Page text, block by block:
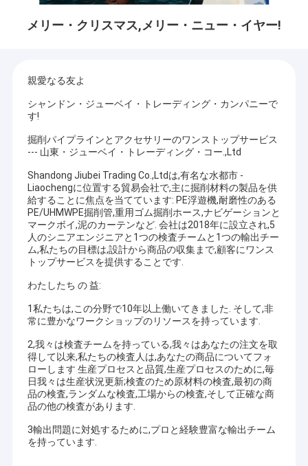
メリー・クリスマス,メリー・ニュー・イヤー!
親愛なる友よ
シャンドン・ジューベイ・トレーディング・カンパニーで
す!
掘削パイプラインとアクセサリーのワンストップサービス
--- 山東・ジューベイ・トレーディング・コー.,Ltd
Shandong Jiubei Trading Co.,Ltdは,有名な水都市 -
Liaochengに位置する貿易会社で,主に掘削材料の製品を供
給することに焦点を当てています: PE浮遊機,耐磨性のある
PE/UHMWPE掘削管,重用ゴム掘削ホース,ナビゲーションと
マークボイ,泥のカーテンなど. 会社は2018年に設立され,5
人のシニアエンジニアと1つの検査チームと1つの輸出チー
ム,私たちの目標は,設計から商品の収集まで,顧客にワンス
トップサービスを提供することです.
わたしたち の 益:
1私たちは,この分野で10年以上働いてきました. そして,非
常に豊かなワークショップのリソースを持っています.
2,我々は検査チームを持っている,我々はあなたの注文を取
得して以来,私たちの検査人は,あなたの商品についてフォ
ローします 生産プロセスと品質,生産プロセスのために,毎
日我々は生産状況更新;検査のため原材料の検査,最初の商
品の検査,ランダムな検査,工場からの検査,そして正確な商
品の他の検査があります.
3輸出問題に対処するために,プロと経験豊富な輸出チーム
を持っています.